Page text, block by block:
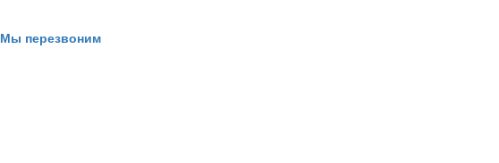
Мы перезвоним